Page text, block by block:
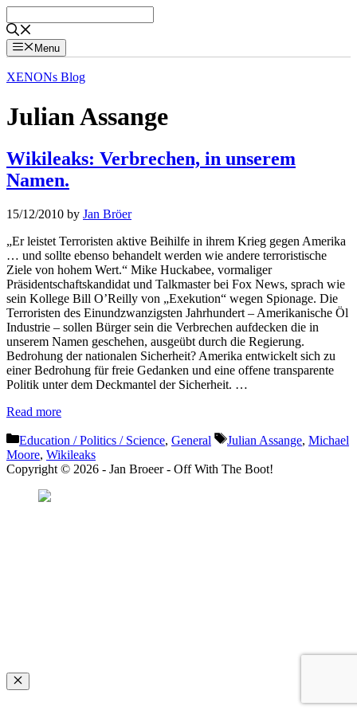
to
content
Menu
XENONs Blog
Julian Assange
Wikileaks: Verbrechen, in unserem
Namen.
15/12/2010 by Jan Bröer
„Er leistet Terroristen aktive Beihilfe in ihrem Krieg gegen Amerika
… und sollte ebenso behandelt werden wie andere terroristische
Ziele von hohem Wert.“ Mike Huckabee, vormaliger
Präsidentschaftskandidat und Talkmaster bei Fox News, sprach wie
sein Kollege Bill O’Reilly von „Exekution“ wegen Spionage. Die
Terroristen des Einundzwanzigsten Jahrhundert – Amerikanische Öl
Industrie – sollen Bürger sein die Verbrechen aufdecken die in
unserem Namen geschehen, ausgeübt durch die Regierung.
Bedrohung der nationalen Sicherheit? Amerika entwickelt sich zu
einer Bedrohung für freie Gedanken und eine offene transparente
Politik unter dem Deckmantel der Sicherheit. …
Read more
Categories
Education / Politics / Science, General Tags
Julian Assange, Michael
Moore, Wikileaks
Copyright © 2026 - Jan Broeer - Off With The Boot!
Close